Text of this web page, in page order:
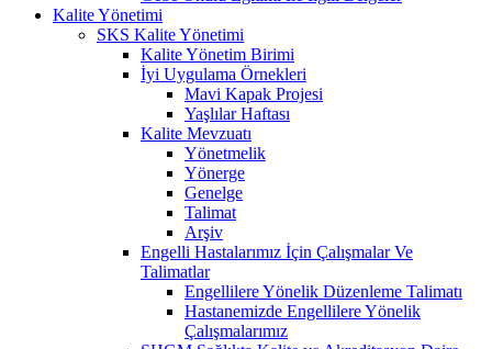
Kalite Yönetimi
SKS Kalite Yönetimi
Kalite Yönetim Birimi
İyi Uygulama Örnekleri
Mavi Kapak Projesi
Yaşlılar Haftası
Kalite Mevzuatı
Yönetmelik
Yönerge
Genelge
Talimat
Arşiv
Engelli Hastalarımız İçin Çalışmalar Ve
Talimatlar
Engellilere Yönelik Düzenleme Talimatı
Hastanemizde Engellilere Yönelik
Çalışmalarımız